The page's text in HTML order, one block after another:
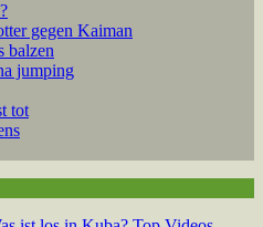
gegen Kaiman
balzen
jumping
tot